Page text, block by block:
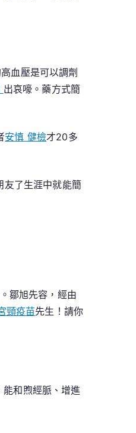
血壓是可以調劑
出哀嚎。藥方式簡
安慎 健檢才20多
友了生涯中就能簡
鄒旭先容，經由
頸疫苗先生！請你
和煦經脈、增進